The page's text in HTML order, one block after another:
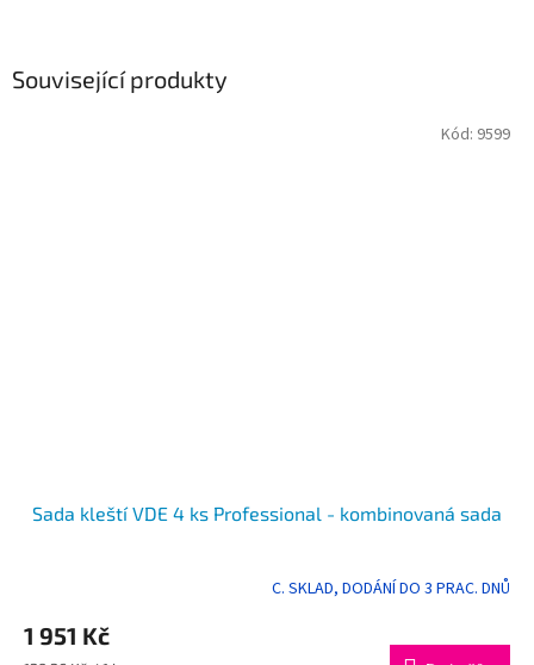
Související produkty
Sada kleští VDE 4 ks Professional - kombinovaná sada
C. SKLAD, DODÁNÍ DO 3 PRAC. DNŮ
1 951 Kč
Kód: 9599